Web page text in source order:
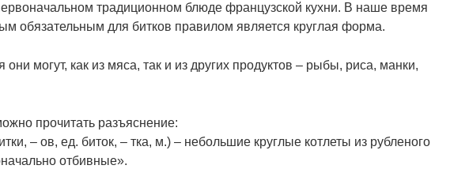
традиционном блюде французской кухни. В наше время
обязательным для битков правилом является круглая форма.
они могут, как из мяса, так и из других продуктов – рыбы, риса, манки,
прочитать разъяснение:
– ов, ед. биток, – тка, м.) – небольшие круглые котлеты из рубленого
отбивные».